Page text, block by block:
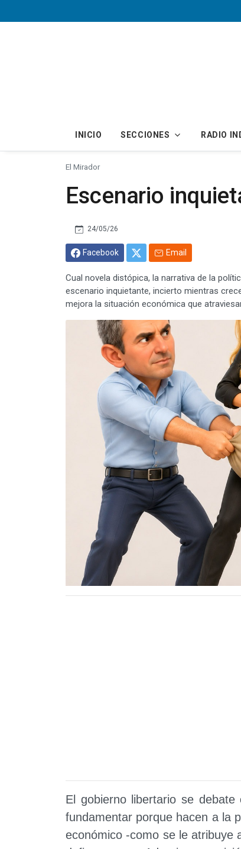
INICIO SECCIONES RADIO
El Mirador
Escenario
24/05/26
Facebook Email
Cual novela distópica, la narrativa de la
escenario inquietante, incierto mientras
mejora la situación económica que
El gobierno libertario se
fundamentar porque hacen a la
económico -como se le atribuye